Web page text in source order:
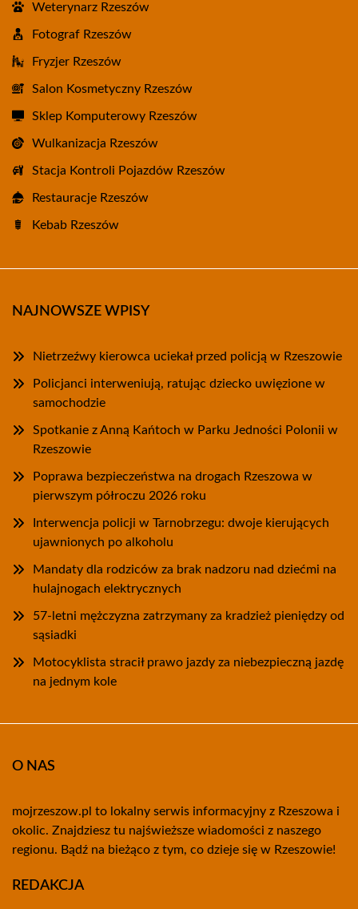
Weterynarz Rzeszów
Fotograf Rzeszów
Fryzjer Rzeszów
Salon Kosmetyczny Rzeszów
Sklep Komputerowy Rzeszów
Wulkanizacja Rzeszów
Stacja Kontroli Pojazdów Rzeszów
Restauracje Rzeszów
Kebab Rzeszów
NAJNOWSZE WPISY
Nietrzeźwy kierowca uciekał przed policją w Rzeszowie
Policjanci interweniują, ratując dziecko uwięzione w
samochodzie
Spotkanie z Anną Kańtoch w Parku Jedności Polonii w
Rzeszowie
Poprawa bezpieczeństwa na drogach Rzeszowa w
pierwszym półroczu 2026 roku
Interwencja policji w Tarnobrzegu: dwoje kierujących
ujawnionych po alkoholu
Mandaty dla rodziców za brak nadzoru nad dziećmi na
hulajnogach elektrycznych
57-letni mężczyzna zatrzymany za kradzież pieniędzy od
sąsiadki
Motocyklista stracił prawo jazdy za niebezpieczną jazdę
na jednym kole
O NAS
mojrzeszow.pl to lokalny serwis informacyjny z Rzeszowa i
okolic. Znajdziesz tu najświeższe wiadomości z naszego
regionu. Bądź na bieżąco z tym, co dzieje się w Rzeszowie!
REDAKCJA